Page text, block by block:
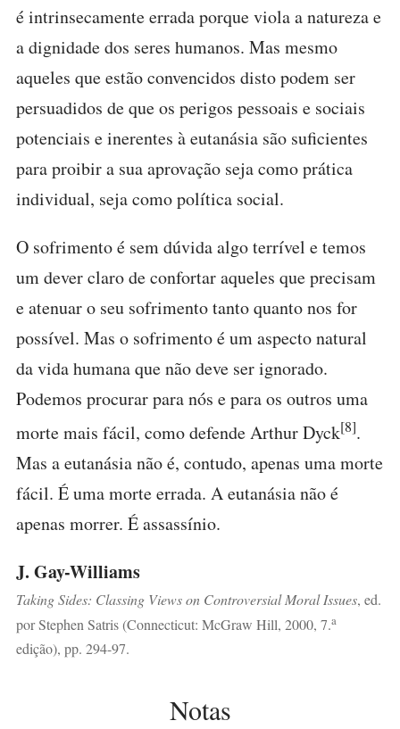
é intrinsecamente errada porque viola a natureza e
a dignidade dos seres humanos. Mas mesmo
aqueles que estão convencidos disto podem ser
persuadidos de que os perigos pessoais e sociais
potenciais e inerentes à eutanásia são suficientes
para proibir a sua aprovação seja como prática
individual, seja como política social.
O sofrimento é sem dúvida algo terrível e temos
um dever claro de confortar aqueles que precisam
e atenuar o seu sofrimento tanto quanto nos for
possível. Mas o sofrimento é um aspecto natural
da vida humana que não deve ser ignorado.
Podemos procurar para nós e para os outros uma
morte mais fácil, como defende Arthur Dyck[8].
Mas a eutanásia não é, contudo, apenas uma morte
fácil. É uma morte errada. A eutanásia não é
apenas morrer. É assassínio.
J. Gay-Williams
Taking Sides: Classing Views on Controversial Moral Issues, ed.
por Stephen Satris (Connecticut: McGraw Hill, 2000, 7.a
edição), pp. 294-97.
Notas